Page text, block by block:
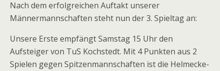
Nach dem erfolgreichen Auftakt unserer
Männermannschaften steht nun der 3. Spieltag an:
Unsere Erste empfängt Samstag 15 Uhr den
Aufsteiger von TuS Kochstedt. Mit 4 Punkten aus 2
Spielen gegen Spitzenmannschaften ist die Helmecke-